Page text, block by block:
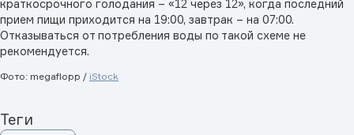
краткосрочного голодания – «12 через 12», когда последний
прием пищи приходится на 19:00, завтрак – на 07:00.
Отказываться от потребления воды по такой схеме не
рекомендуется.
Фото: megaflopp / iStock
Теги